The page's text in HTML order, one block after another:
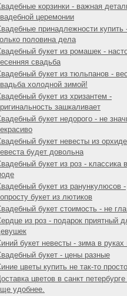
корзинки - важная
церемонии
принадлежности купить
половина дела
букет из ромашек -
свадьба
букет из тюльпанов -
холодной зимой!
букет из хризантем -
зашкаливает
букет недорого - не
букет невесты из
будет довольна
букет из роз - классика
букет из ранункулюсов -
букет из лютиков
букет стоимость - не
из роз - подарок приятный
букет невесты - зима в руках
букет - цены разные
цветы купить не так-то просто
цветов в санкт
удобнее.